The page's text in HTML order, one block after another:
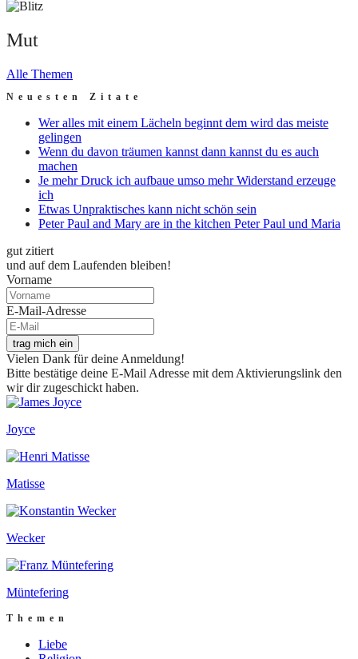
Mut
Alle Themen
Neuesten Zitate
Wer alles mit einem Lächeln beginnt dem wird das meiste
gelingen
Wenn du davon träumen kannst dann kannst du es auch
machen
Je mehr Druck ich aufbaue umso mehr Widerstand erzeuge
ich
Etwas Unpraktisches kann nicht schön sein
Peter Paul and Mary are in the kitchen Peter Paul und Maria
gut zitiert
und auf dem Laufenden bleiben!
Vorname
E-Mail-Adresse
trag mich ein
Vielen Dank für deine Anmeldung!
Bitte bestätige deine E-Mail Adresse mit dem Aktivierungslink den
wir dir zugeschickt haben.
Joyce
Matisse
Wecker
Müntefering
Themen
Liebe